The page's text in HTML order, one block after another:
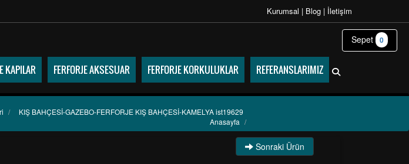
Kurumsal | Blog | İletişim
KAPILAR FERFORJE AKSESUAR FERFORJE KORKULUKLAR REFERANSLARIMIZ
KIŞ BAHÇESİ-GAZEBO-FERFORJE KIŞ BAHÇESİ-KAMELYA ist19629
/
Anasayfa /
Sonraki Ürün
Sepet 0